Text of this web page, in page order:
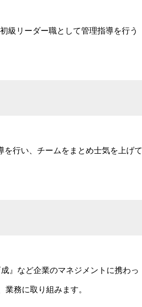
級リーダー職として管理指導を行う
行い、チームをまとめ士気を上げて
』など企業のマネジメントに携わっ
務に取り組みます。